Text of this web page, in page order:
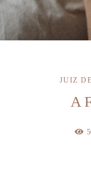
JUIZ
A